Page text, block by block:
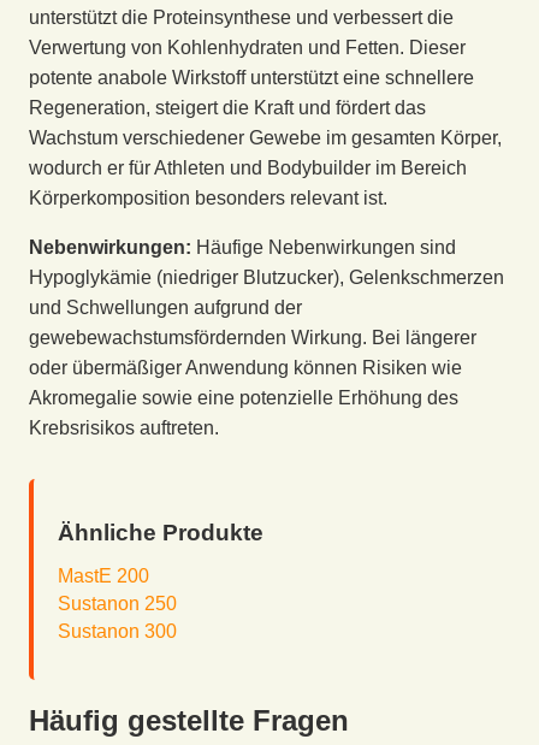
unterstützt die Proteinsynthese und verbessert die
Verwertung von Kohlenhydraten und Fetten. Dieser
potente anabole Wirkstoff unterstützt eine schnellere
Regeneration, steigert die Kraft und fördert das
Wachstum verschiedener Gewebe im gesamten Körper,
wodurch er für Athleten und Bodybuilder im Bereich
Körperkomposition besonders relevant ist.
Nebenwirkungen: Häufige Nebenwirkungen sind
Hypoglykämie (niedriger Blutzucker), Gelenkschmerzen
und Schwellungen aufgrund der
gewebewachstumsfördernden Wirkung. Bei längerer
oder übermäßiger Anwendung können Risiken wie
Akromegalie sowie eine potenzielle Erhöhung des
Krebsrisikos auftreten.
Ähnliche Produkte
MastE 200
Sustanon 250
Sustanon 300
Häufig gestellte Fragen